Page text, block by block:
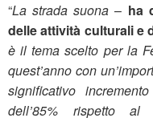
“La strada suona– ha
delle attività culturali e
è il tema scelto per la
quest’anno con
significativo
dell’85% rispetto